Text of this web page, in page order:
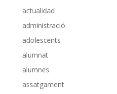
actualidad
administració
adolescents
alumnat
alumnes
assatgament